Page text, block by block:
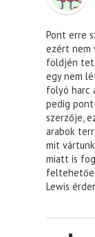
Pont erre
ezért nem
földjén
egy nem
folyó harc
pedig
szerzője,
arabok
mit
miatt is
Lewis